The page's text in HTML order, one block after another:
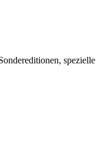
spezielle